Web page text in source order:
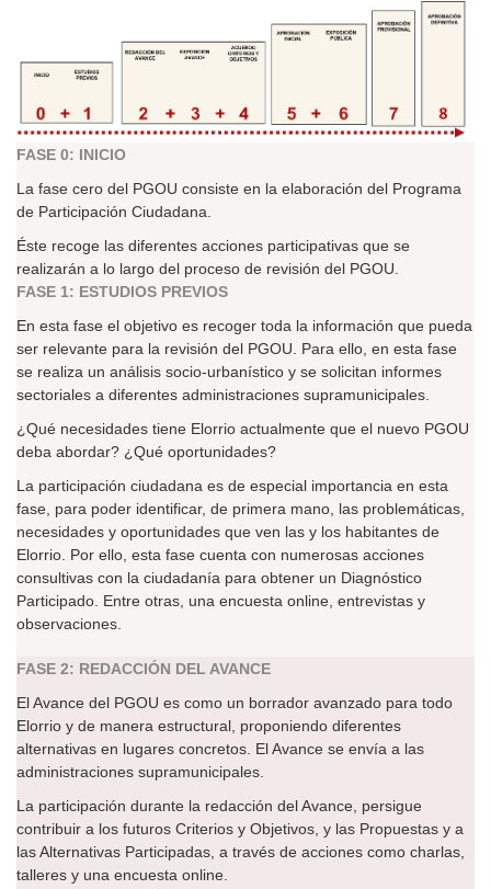
FASE 0: INICIO
La fase cero del PGOU consiste en la elaboración del Programa
de Participación Ciudadana.
Éste recoge las diferentes acciones participativas que se
realizarán a lo largo del proceso de revisión del PGOU.
FASE 1: ESTUDIOS PREVIOS
En esta fase el objetivo es recoger toda la información que pueda
ser relevante para la revisión del PGOU. Para ello, en esta fase
se realiza un análisis socio-urbanístico y se solicitan informes
sectoriales a diferentes administraciones supramunicipales.
¿Qué necesidades tiene Elorrio actualmente que el nuevo PGOU
deba abordar? ¿Qué oportunidades?
La participación ciudadana es de especial importancia en esta
fase, para poder identificar, de primera mano, las problemáticas,
necesidades y oportunidades que ven las y los habitantes de
Elorrio. Por ello, esta fase cuenta con numerosas acciones
consultivas con la ciudadanía para obtener un Diagnóstico
Participado. Entre otras, una encuesta online, entrevistas y
observaciones.
FASE 2: REDACCIÓN DEL AVANCE
El Avance del PGOU es como un borrador avanzado para todo
Elorrio y de manera estructural, proponiendo diferentes
alternativas en lugares concretos. El Avance se envía a las
administraciones supramunicipales.
La participación durante la redacción del Avance, persigue
contribuir a los futuros Criterios y Objetivos, y las Propuestas y a
las Alternativas Participadas, a través de acciones como charlas,
talleres y una encuesta online.